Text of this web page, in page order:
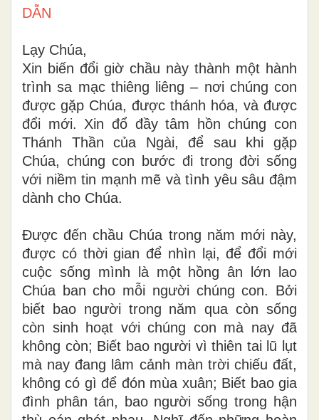
DẪN
Lạy Chúa,
Xin biến đổi giờ chầu này thành một hành
trình sa mạc thiêng liêng – nơi chúng con
được gặp Chúa, được thánh hóa, và được
đổi mới. Xin đổ đầy tâm hồn chúng con
Thánh Thần của Ngài, để sau khi gặp
Chúa, chúng con bước đi trong đời sống
với niềm tin mạnh mẽ và tình yêu sâu đậm
dành cho Chúa.
Được đến chầu Chúa trong năm mới này,
được có thời gian để nhìn lại, để đổi mới
cuộc sống mình là một hồng ân lớn lao
Chúa ban cho mỗi người chúng con. Bởi
biết bao người trong năm qua còn sống
còn sinh hoạt với chúng con mà nay đã
không còn; Biết bao người vì thiên tai lũ lụt
mà nay đang lâm cảnh màn trời chiếu đất,
không có gì để đón mùa xuân; Biết bao gia
đình phân tán, bao người sống trong hận